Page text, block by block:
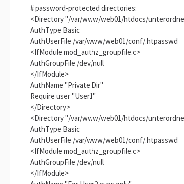
# password-protected directories:
<Directory "/var/www/web01/htdocs/
AuthType Basic
AuthUserFile /var/www/web01/conf/.htpasswd
<IfModule mod_authz_groupfile.c>
AuthGroupFile /dev/null
</IfModule>
AuthName "Private Dir"
Require user "User1"
</Directory>
<Directory "/var/www/web01/htdocs/
AuthType Basic
AuthUserFile /var/www/web01/conf/.htpasswd
<IfModule mod_authz_groupfile.c>
AuthGroupFile /dev/null
</IfModule>